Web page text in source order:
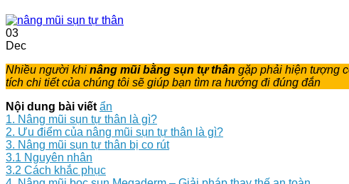
03
Dec
Nhiều người khi nâng mũi bằng sụn tự thân gặp phải hiện tượng
tích chi tiết của chúng tôi sẽ giúp bạn tìm ra hướng đi đúng đắn
Nội dung bài viết ẩn
1. Nâng mũi sụn tự thân là gì?
2. Ưu điểm của nâng mũi sụn tự thân là gì?
3. Nâng mũi sụn tự thân bị co rút
3.1 Nguyên nhân
3.2 Cách khắc phục